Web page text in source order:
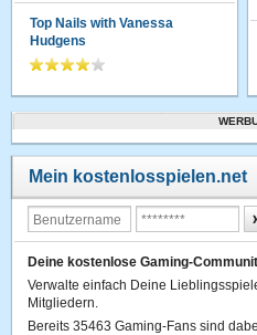
Top Nails with Vanessa
Hudgens
Mein kostenlosspielen.net
Deine kostenlose Gaming-
Verwalte einfach Deine
Mitgliedern.
Bereits 35463 Gaming-Fans sind